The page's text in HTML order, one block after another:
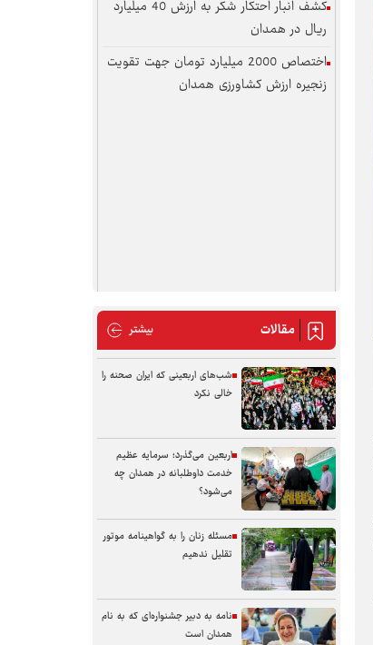
کشف انبار احتکار شکر به ارزش 40 میلیارد
ریال در همدان
اختصاص 2000 میلیارد تومان جهت تقویت
زنجیره ارزش کشاورزی همدان
مقالات بیشتر مقالات
شب‌های اربعینی که ایران صحنه را
خالی نکرد
اربعین می‌گذرد؛ سرمایه عظیم
خدمت داوطلبانه در همدان چه
می‌شود؟
مسئله زنان را به گواهینامه موتور
تقلیل ندهیم
نامه به دبیر جشنواره‌ای که به نام
همدان است